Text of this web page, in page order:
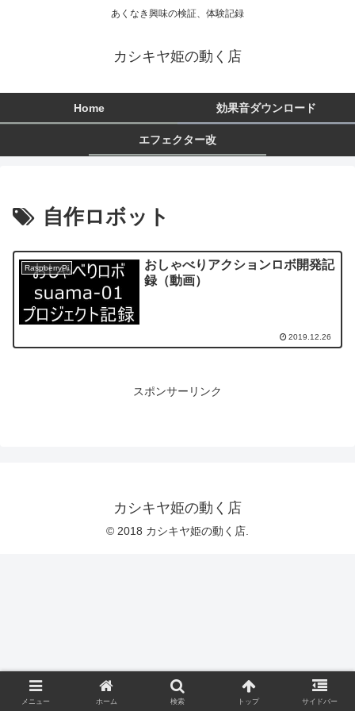
あくなき興味の検証、体験記録
カシキヤ姫の動く店
Home 効果音ダウンロード
エフェクター改
自作ロボット
RaspberryPi
おしゃべりアクションロボ開発記
録（動画）
2019.12.26
スポンサーリンク
カシキヤ姫の動く店
© 2018 カシキヤ姫の動く店.
メニュー ホーム 検索 トップ サイドバー